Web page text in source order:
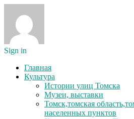
Sign in
Главная
Культура
Истории улиц Томска
Музеи, выставки
Томск,томская
населенных пунктов